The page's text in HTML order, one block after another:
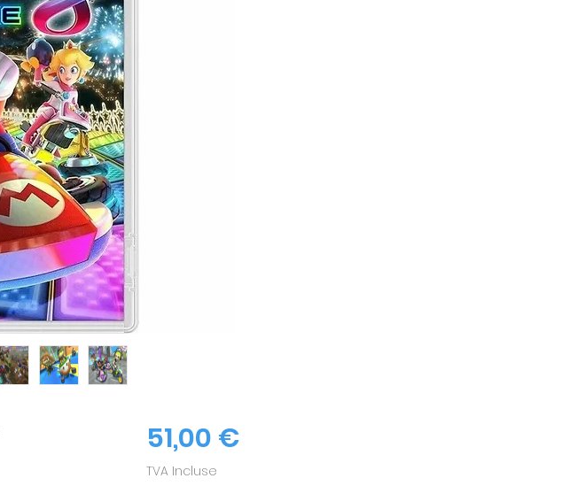
51,00 €Prix
TVA Incluse